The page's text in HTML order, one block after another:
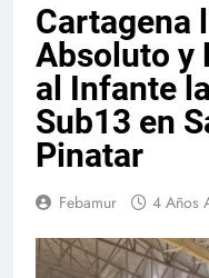
Cartagena
Absoluto y
al Infante
Sub13 en
Pinatar
Febamur 4 Años